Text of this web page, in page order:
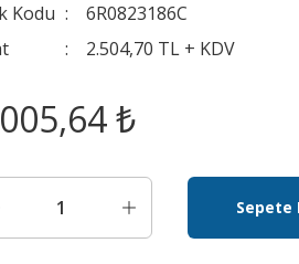
Kodu
6R0823186C
2.504,70 TL + KDV
₺
Sepete